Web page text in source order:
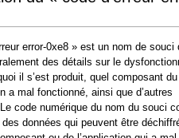
error-0xe8 » est un nom de souci
des détails sur le
il s’est produit, quel composant
a mal fonctionné, ainsi que d’autres
code numérique du nom du souci
données qui peuvent être